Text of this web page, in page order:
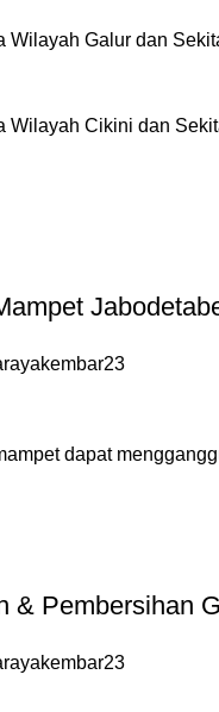
Wilayah Galur dan
Wilayah Cikini dan
dapat
& Pembersihan